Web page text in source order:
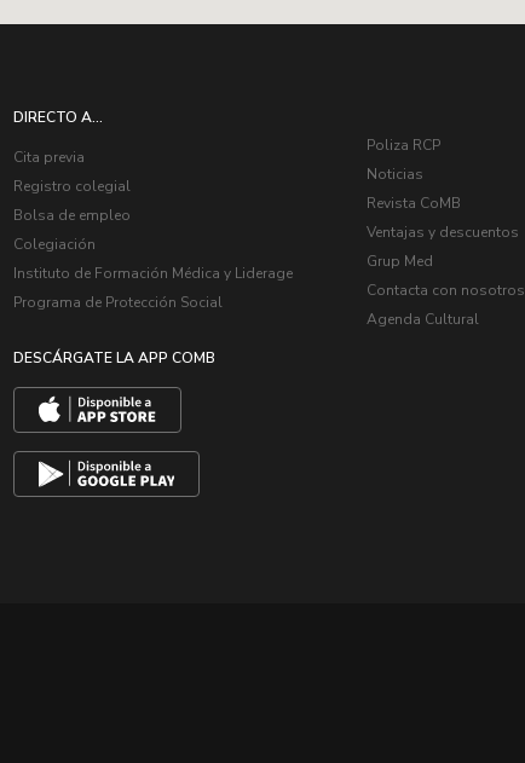
DIRECTO A...
Cita previa
Registro colegial
Bolsa de empleo
Colegiación
Instituto de Formación Médica y Liderage
Programa de Protección Social
DESCÁRGATE LA APP COMB
Poliza RCP
Noticias
Revista CoMB
Ventajas y descuentos
Grup Med
Contacta con nosotros
Agenda Cultural